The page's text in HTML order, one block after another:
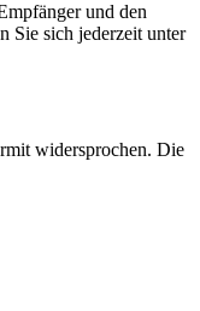
und den
Sie sich jederzeit unter
widersprochen. Die